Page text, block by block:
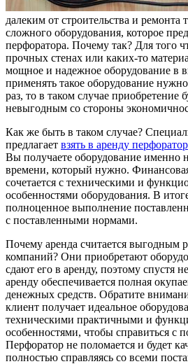
далеким от строительства и ремонта
сложного оборудования, которое
перфоратора. Почему так? Для того
прочных стенах или каких-то
мощное и надежное оборудование в
применять такое оборудование
раз, то в таком случае приобретение
невыгодным со стороны
Как же быть в таком случае?
предлагает взять в аренду перфоратор
Вы получаете оборудование именно
времени, который нужно.
сочетается с техническими и
особенностями оборудования. В
полноценное выполнение
с поставленными нормами.
Почему аренда считается выгодным
компаний? Они приобретают
сдают его в аренду, поэтому спустя
аренду обеспечивается полная
денежных средств. Обратите
клиент получает идеальное
техническими практичными и
особенностями, чтобы справиться с
Перфоратор не поломается и будет
полностью справляясь со всеми